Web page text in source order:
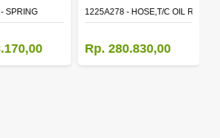
SPRING 1225A278 - HOSE,T/C OIL
Rp. 280.830,00